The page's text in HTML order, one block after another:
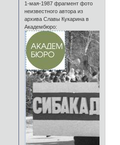
1-мая-1987 фрагмент фото
неизвестного автора из
архива Славы Кукарина в
Академбюро: